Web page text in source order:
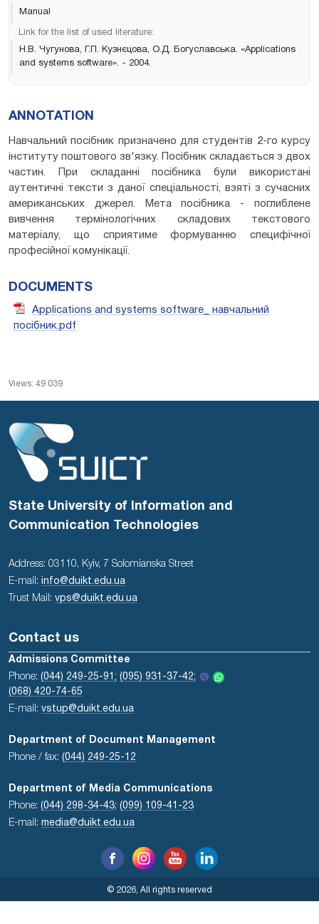
Manual
Link for the list of used literature:
Н.В. Чугунова, Г.П. Кузнєцова, О.Д. Богуславська. «Applications
and systems software». - 2004.
ANNOTATION
Навчальний посібник призначено для студентів 2-го курсу
інституту поштового зв'язку. Посібник складається з двох
частин. При складанні посібника були використані
аутентичні тексти з даної спеціальності, взяті з сучасних
американських джерел. Мета посібника - поглиблене
вивчення термінологічних складових текстового
матеріалу, що сприятиме формуванню специфічної
професійної комунікації.
DOCUMENTS
Applications and systems software_ навчальний
посібник.pdf
Views: 49 039
State University of Information and
Communication Technologies
Address: 03110, Kyiv, 7 Solomianska Street
E-mail:
info@duikt.edu.ua
Trust Mail: vps@duikt.edu.ua
Contact us
Admissions Committee
Phone: (044) 249-25-91; (095) 931-37-42;
(068) 420-74-65
E-mail: vstup@duikt.edu.ua
Department of Document Management
Phone / fax: (044) 249-25-12
Department of Media Communications
Phone: (044) 298-34-43; (099) 109-41-23
E-mail: media@duikt.edu.ua
© 2026, All rights reserved